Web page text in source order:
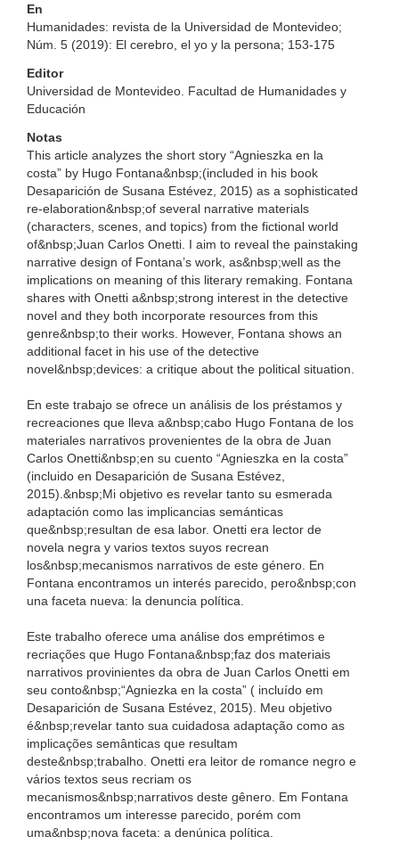
En
Humanidades: revista de la Universidad de Montevideo;
Núm. 5 (2019): El cerebro, el yo y la persona; 153-175
Editor
Universidad de Montevideo. Facultad de Humanidades y
Educación
Notas
This article analyzes the short story “Agnieszka en la
costa” by Hugo Fontana&nbsp;(included in his book
Desaparición de Susana Estévez, 2015) as a sophisticated
re-elaboration&nbsp;of several narrative materials
(characters, scenes, and topics) from the fictional world
of&nbsp;Juan Carlos Onetti. I aim to reveal the painstaking
narrative design of Fontana’s work, as&nbsp;well as the
implications on meaning of this literary remaking. Fontana
shares with Onetti a&nbsp;strong interest in the detective
novel and they both incorporate resources from this
genre&nbsp;to their works. However, Fontana shows an
additional facet in his use of the detective
novel&nbsp;devices: a critique about the political situation.
En este trabajo se ofrece un análisis de los préstamos y
recreaciones que lleva a&nbsp;cabo Hugo Fontana de los
materiales narrativos provenientes de la obra de Juan
Carlos Onetti&nbsp;en su cuento “Agnieszka en la costa”
(incluido en Desaparición de Susana Estévez,
2015).&nbsp;Mi objetivo es revelar tanto su esmerada
adaptación como las implicancias semánticas
que&nbsp;resultan de esa labor. Onetti era lector de
novela negra y varios textos suyos recrean
los&nbsp;mecanismos narrativos de este género. En
Fontana encontramos un interés parecido, pero&nbsp;con
una faceta nueva: la denuncia política.
Este trabalho oferece uma análise dos emprétimos e
recriações que Hugo Fontana&nbsp;faz dos materiais
narrativos provinientes da obra de Juan Carlos Onetti em
seu conto&nbsp;“Agniezka en la costa” ( incluído em
Desaparición de Susana Estévez, 2015). Meu objetivo
é&nbsp;revelar tanto sua cuidadosa adaptação como as
implicações semânticas que resultam
deste&nbsp;trabalho. Onetti era leitor de romance negro e
vários textos seus recriam os
mecanismos&nbsp;narrativos deste gênero. Em Fontana
encontramos um interesse parecido, porém com
uma&nbsp;nova faceta: a denúnica política.